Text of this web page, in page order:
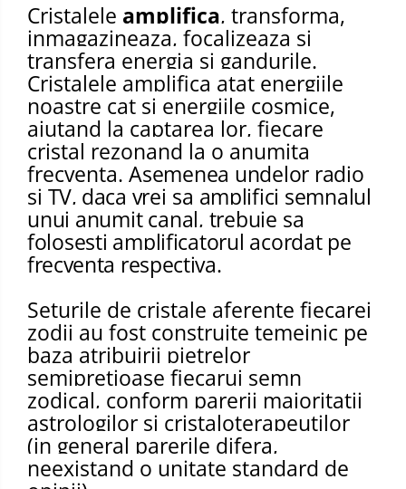
Cristalele amplifica, transforma,
inmagazineaza, focalizeaza si
transfera energia si gandurile.
Cristalele amplifica atat energiile
noastre cat si energiile cosmice,
ajutand la captarea lor, fiecare
cristal rezonand la o anumita
frecventa. Asemenea undelor radio
si TV, daca vrei sa amplifici semnalul
unui anumitcanal, trebuie sa
folosesti amplificatorul acordat pe
frecventa respectiva.
Seturile de cristale aferente fiecarei
zodii au fost construite temeinic pe
baza atribuirii pietrelor
semipretioase fiecarui semn
zodical, conform parerii majoritatii
astrologilor si cristaloterapeutilor
(in general parerile difera,
neexistand o unitate standard de